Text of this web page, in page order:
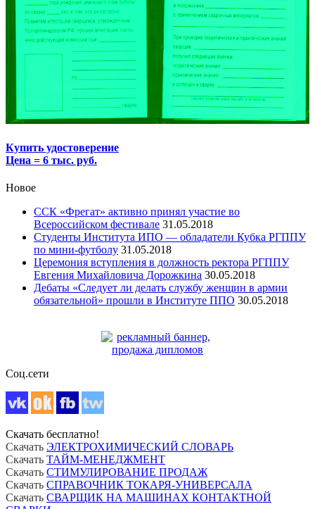
Купить удостоверение
Цена = 6 тыс. руб.
Новое
ССК «Фрегат» активно принял участие во
Всероссийском фестивале 31.05.2018
Студенты Института ИПО — обладатели Кубка РГППУ
по мини-футболу 31.05.2018
Церемония вступления в должность ректора РГППУ
Евгения Михайловича Дорожкина 30.05.2018
Дебаты «Следует ли делать службу женщин в армии
обязательной» прошли в Институте ППО 30.05.2018
Соц.сети
Скачать бесплатно!
Скачать ЭЛЕКТРОХИМИЧЕСКИЙ СЛОВАРЬ
Скачать ТАЙМ-МЕНЕДЖМЕНТ
Скачать СТИМУЛИРОВАНИЕ ПРОДАЖ
Скачать СПРАВОЧНИК ТОКАРЯ-УНИВЕРСАЛА
Скачать СВАРЩИК НА МАШИНАХ КОНТАКТНОЙ